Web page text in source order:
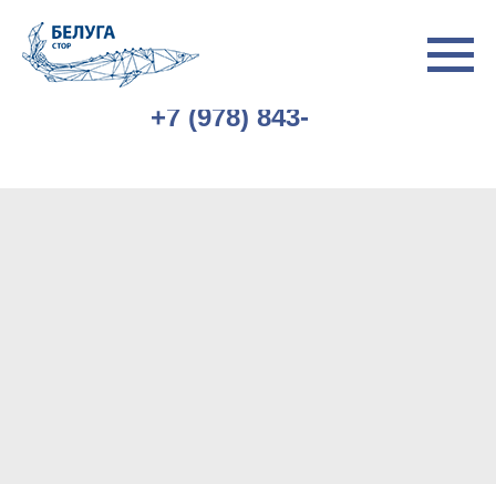
+7 (978) 843-